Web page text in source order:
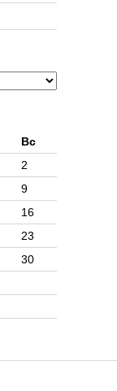
Вс
2
9
16
23
30